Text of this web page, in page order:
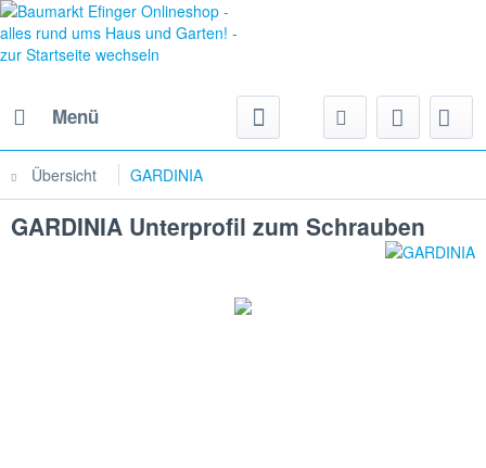
Menü
Übersicht GARDINIA
GARDINIA Unterprofil zum Schrauben